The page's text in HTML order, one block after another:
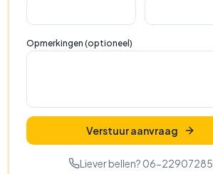
Opmerkingen (optioneel)
Verstuur aanvraag
Liever bellen? 06-22907285